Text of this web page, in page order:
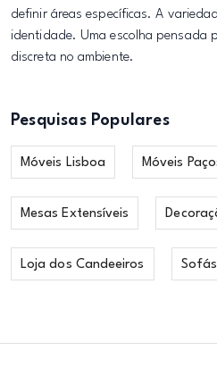
definir áreas específicas. A
identidade. Uma escolha pensada
discreta no ambiente.
Pesquisas Populares
Móveis Lisboa Móveis
Mesas Extensíveis
Loja dos Candeeiros